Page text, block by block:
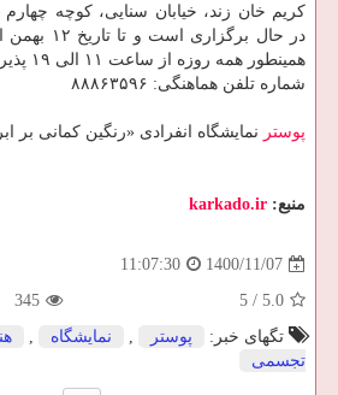
در حال
همینطور همه روزه از ساعت ۱۱ الی ۱۹ پذیرای بازدیدکنندگان است.
شماره تلفن هماهنگی: ۸۸۸۶۳۵۹۶
پوستر نمایشگاه انفرادی «رنگین کمانی بر
منبع: karkado.ir
1400/11/07
11:07:30
5.0
/
5
345
تگهای خبر:
پوستر , نمایشگاه ,
تجسمی